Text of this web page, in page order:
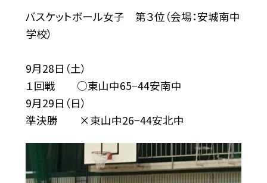
バスケットボール女子 第３位（会場：安城南中
学校）
9月28日（土）
１回戦 ○東山中65−44安南中
9月29日（日）
準決勝 ×東山中26−44安北中